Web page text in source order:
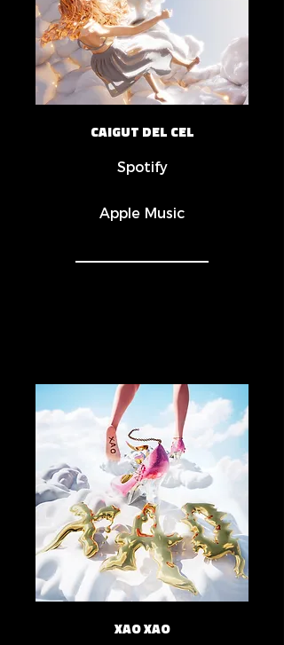
CAIGUT DEL CEL
Spotify
Apple Music
XAO XAO